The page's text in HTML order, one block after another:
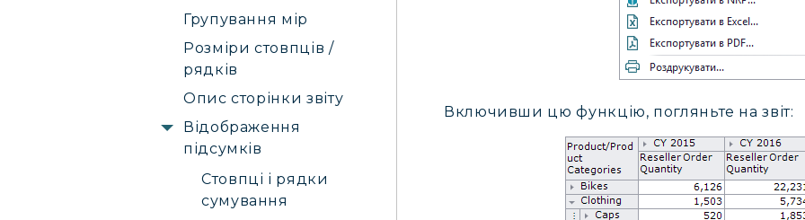
Включивши цю функцію, погляньте на звіт:
Групування мір
Розміри стовпців /
рядків
Опис сторінки звіту
Відображення
підсумків
Стовпці і рядки
сумування